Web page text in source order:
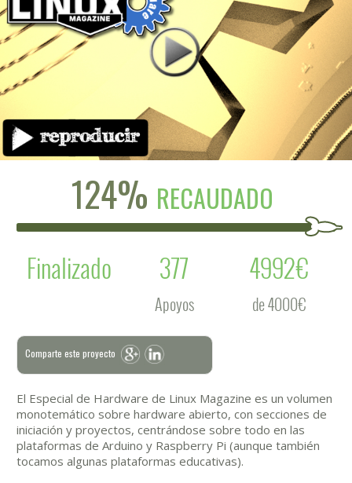
124% RECAUDADO
Finalizado
377
Apoyos
4992€
de 4000€
Comparte este proyecto
El Especial de Hardware de Linux Magazine es un volumen
monotemático sobre hardware abierto, con secciones de
iniciación y proyectos, centrándose sobre todo en las
plataformas de Arduino y Raspberry Pi (aunque también
tocamos algunas plataformas educativas).